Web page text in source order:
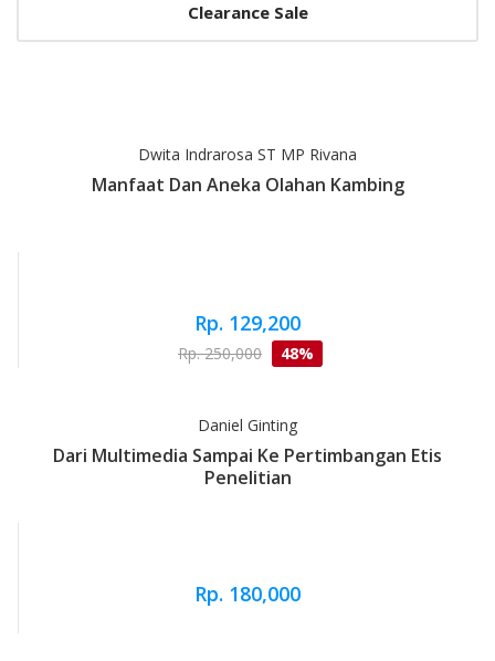
Clearance Sale
Dwita Indrarosa ST MP Rivana
Manfaat Dan Aneka Olahan Kambing
Rp. 129,200
Rp. 250,000 48%
Daniel Ginting
Dari Multimedia Sampai Ke Pertimbangan Etis
Penelitian
Rp. 180,000